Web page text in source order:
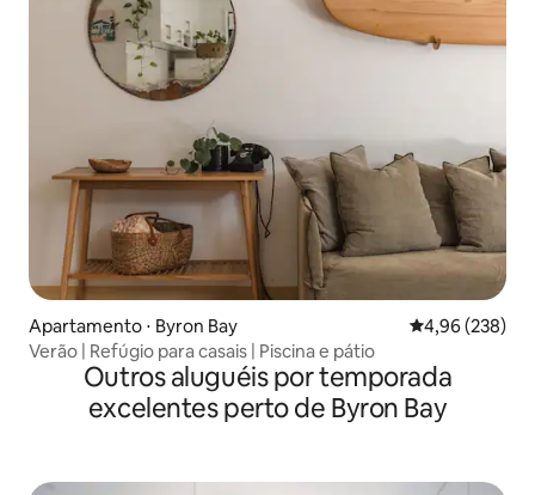
Apartamento ⋅ Byron Bay 4,96 de uma
4,96 (238)
Verão | Refúgio para casais | Piscina e pátio
Outros aluguéis por temporada
excelentes perto de Byron Bay